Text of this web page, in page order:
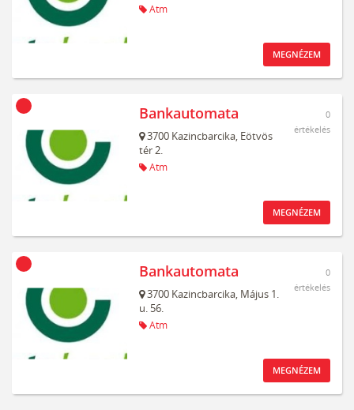
Atm
MEGNÉZEM
Bankautomata
3700 Kazincbarcika, Eötvös
tér 2.
Atm
0
értékelés
MEGNÉZEM
Bankautomata
3700 Kazincbarcika, Május 1.
u. 56.
Atm
0
értékelés
MEGNÉZEM